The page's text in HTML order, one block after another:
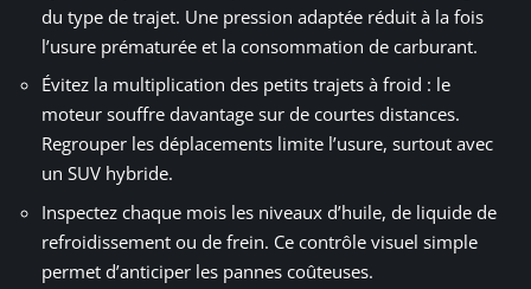
du type de trajet. Une pression adaptée réduit à la fois
l’usure prématurée et la consommation de carburant.
Évitez la multiplication des petits trajets à froid : le
moteur souffre davantage sur de courtes distances.
Regrouper les déplacements limite l’usure, surtout avec
un SUV hybride.
Inspectez chaque mois les niveaux d’huile, de liquide de
refroidissement ou de frein. Ce contrôle visuel simple
permet d’anticiper les pannes coûteuses.